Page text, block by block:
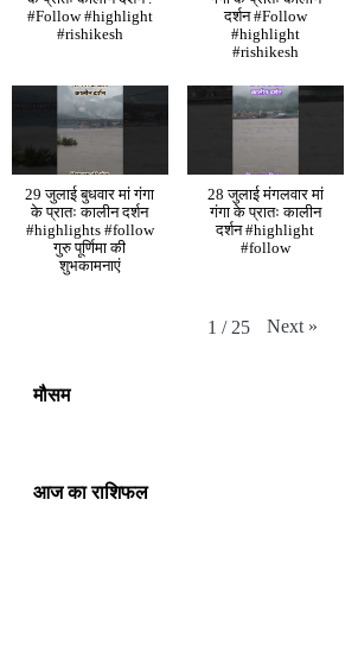
#Follow #highlight
#rishikesh
दर्शन #Follow
#highlight
#rishikesh
29 जुलाई बुधवार मां गंगा
के प्रातः कालीन दर्शन
#highlights #follow
गुरु पूर्णिमा की
शुभकामनाएं
28 जुलाई मंगलवार मां
गंगा के प्रातः कालीन
दर्शन #highlight
#follow
1 / 25 Next »
मौसम
आज का राशिफल